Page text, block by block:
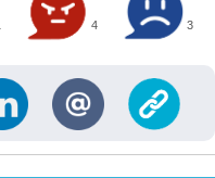
4 3